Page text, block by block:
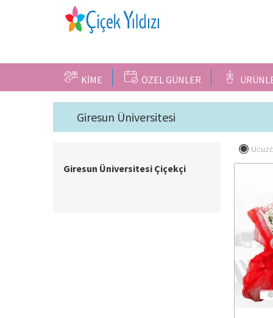
KİME ÖZEL GÜNLER
Giresun Üniversitesi
Giresun Üniversitesi Çiçekçi